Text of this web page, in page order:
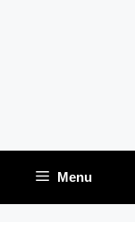
Menu